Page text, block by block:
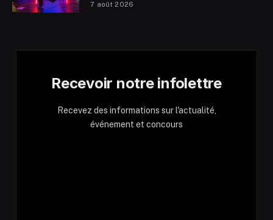
7 août 2026
Recevoir notre infolettre
Recevez des informations sur l'actualité,
événement et concours